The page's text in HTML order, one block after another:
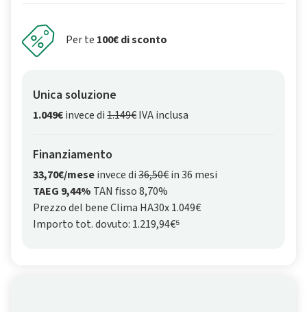
Per te 100€ di sconto
Unica soluzione
1.049€invece di1.149€IVA inclusa
Finanziamento
33,70€/meseinvece di36,50€in 36 mesi
TAEG 9,44% TAN fisso 8,70%
Prezzo del bene Clima HA30x 1.049€
Importo tot. dovuto: 1.219,94€⁵